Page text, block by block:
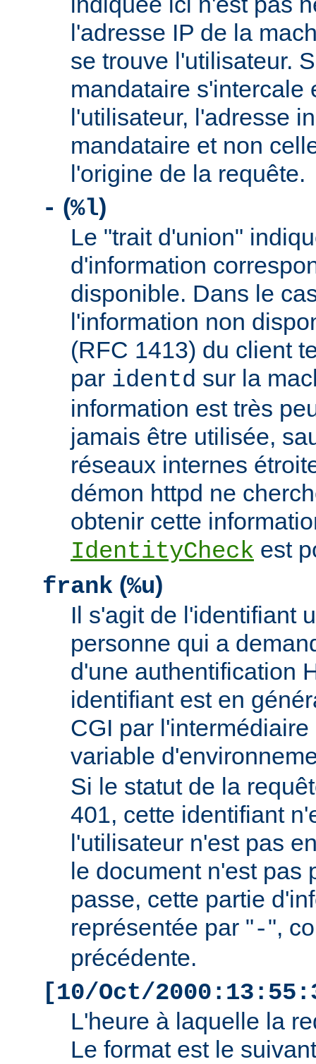
l'adresse IP de la
se trouve l'utilisateur.
mandataire s'intercale
l'utilisateur, l'adresse
mandataire et non
l'origine de la requête.
- (%l)
Le "trait d'union"
d'information
disponible. Dans le
l'information non
(RFC 1413) du client
par identd sur la
information est très
jamais être utilisée,
réseaux internes
démon httpd ne
obtenir cette
IdentityCheck est
frank (%u)
Il s'agit de l'identifiant
personne qui a
d'une authentification
identifiant est en
CGI par
variable
Si le statut de la
401, cette identifiant
l'utilisateur n'est pas
le document n'est pas
passe, cette partie
représentée par "-",
précédente.
[10/Oct/
L'heure à laquelle la
Le format est le